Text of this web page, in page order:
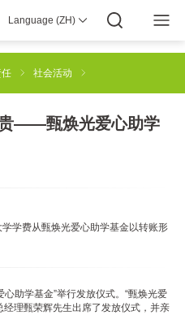
Language (ZH)
机器人自动化解决方案
解决方案
全球 全球智慧
YIZUMI绿色
载专区
任 社会活动
——甄焕光爱心助学
学费从甄焕光爱心助学基金以转账形
助学基金”举行发放仪式。“甄焕光爱
理甄荣辉先生出席了发放仪式，并亲